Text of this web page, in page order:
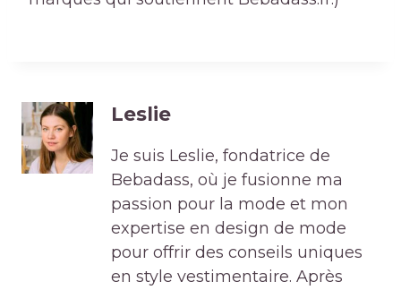
Leslie
Je suis Leslie, fondatrice de
Bebadass, où je fusionne ma
passion pour la mode et mon
expertise en design de mode
pour offrir des conseils uniques
en style vestimentaire. Après